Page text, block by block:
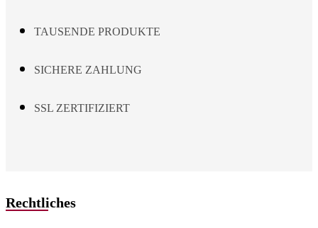
TAUSENDE PRODUKTE
SICHERE ZAHLUNG
SSL ZERTIFIZIERT
Rechtliches